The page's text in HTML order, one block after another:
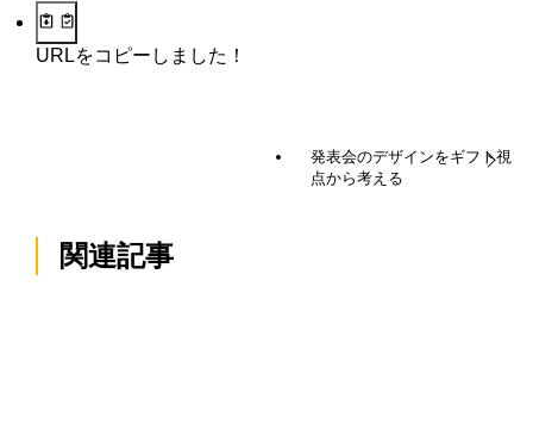
URLをコピーしました！
発表会のデザインをギフト視
点から考える
関連記事